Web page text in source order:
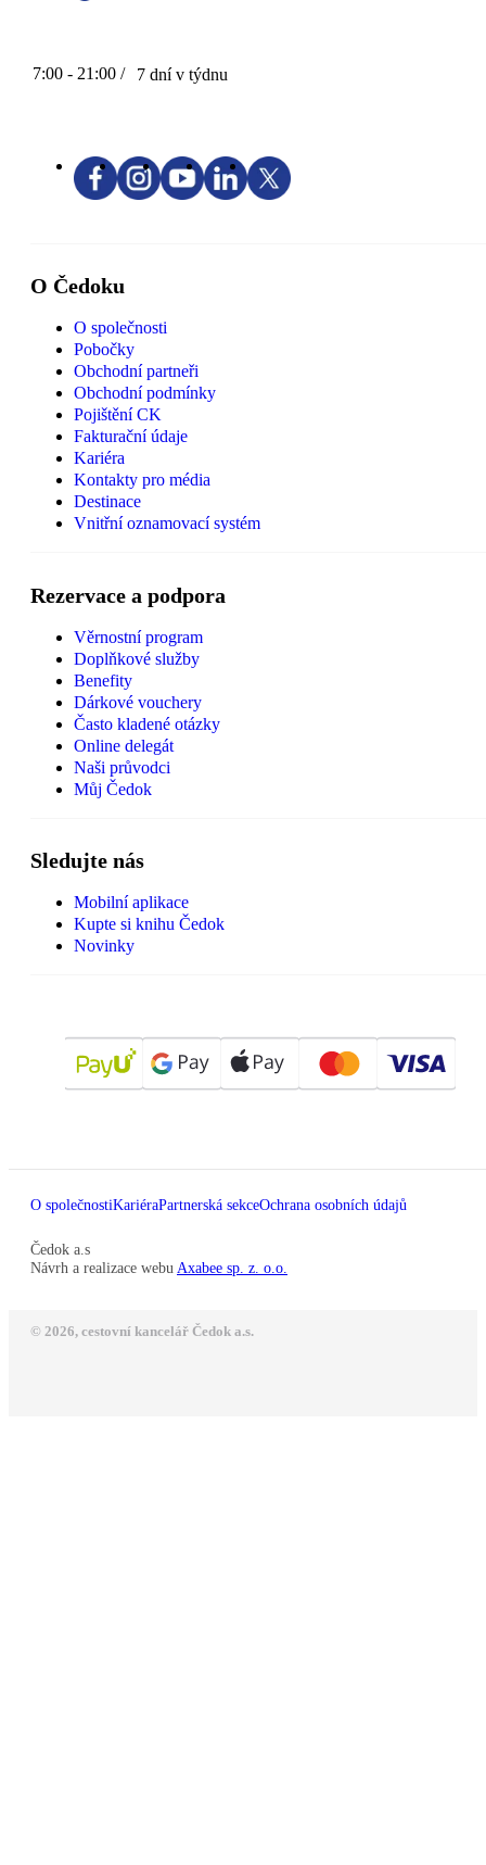
7:00 - 21:00 / 7 dní v týdnu
O Čedoku
O společnosti
Pobočky
Obchodní partneři
Obchodní podmínky
Pojištění CK
Fakturační údaje
Kariéra
Kontakty pro média
Destinace
Vnitřní oznamovací systém
Rezervace a podpora
Věrnostní program
Doplňkové služby
Benefity
Dárkové vouchery
Často kladené otázky
Online delegát
Naši průvodci
Můj Čedok
Sledujte nás
Mobilní aplikace
Kupte si knihu Čedok
Novinky
O společnostiKariéraPartnerská sekceOchrana osobních údajů
Čedok a.s
Návrh a realizace webu Axabee sp. z. o.o.
© 2026, cestovní kancelář Čedok a.s.